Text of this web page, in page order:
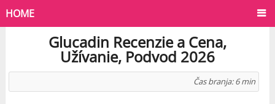
HOME
Glucadin Recenzie a Cena,
Užívanie, Podvod 2026
Čas branja: 6 min